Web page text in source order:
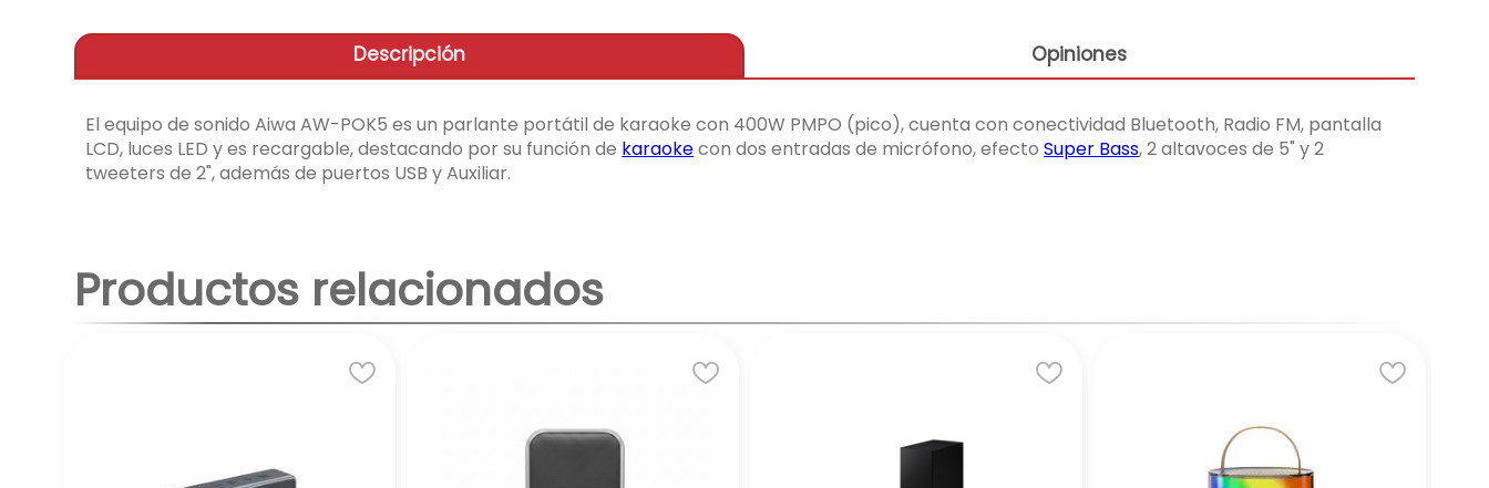
Descripción Opiniones
El equipo de sonido Aiwa AW-POK5 es un parlante portátil de karaoke con 400W PMPO (pico), cuenta con conectividad Bluetooth, Radio FM, pantalla
LCD, luces LED y es recargable, destacando por su función de karaokecon dos entradas de micrófono, efectoSuper Bass, 2 altavoces de 5" y 2
tweeters de 2", además de puertos USB y Auxiliar.
Productos relacionados